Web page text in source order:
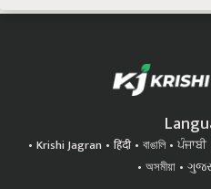
Krishi Jagran हिंदी বাঙালি ਪੰਜਾਬੀ
অসমীয়া